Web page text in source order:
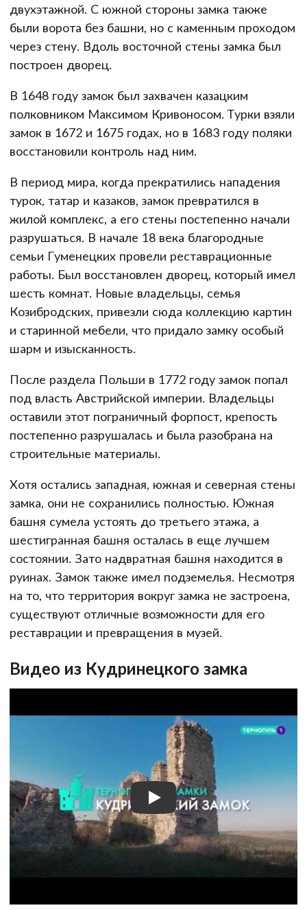
двухэтажной. С южной стороны замка также
были ворота без башни, но с каменным проходом
через стену. Вдоль восточной стены замка был
построен дворец.
В 1648 году замок был захвачен казацким
полковником Максимом Кривоносом. Турки взяли
замок в 1672 и 1675 годах, но в 1683 году поляки
восстановили контроль над ним.
В период мира, когда прекратились нападения
турок, татар и казаков, замок превратился в
жилой комплекс, а его стены постепенно начали
разрушаться. В начале 18 века благородные
семьи Гуменецких провели реставрационные
работы. Был восстановлен дворец, который имел
шесть комнат. Новые владельцы, семья
Козибродских, привезли сюда коллекцию картин
и старинной мебели, что придало замку особый
шарм и изысканность.
После раздела Польши в 1772 году замок попал
под власть Австрийской империи. Владельцы
оставили этот пограничный форпост, крепость
постепенно разрушалась и была разобрана на
строительные материалы.
Хотя остались западная, южная и северная стены
замка, они не сохранились полностью. Южная
башня сумела устоять до третьего этажа, а
шестигранная башня осталась в еще лучшем
состоянии. Зато надвратная башня находится в
руинах. Замок также имел подземелья. Несмотря
на то, что территория вокруг замка не застроена,
существуют отличные возможности для его
реставрации и превращения в музей.
Видео из Кудринецкого замка